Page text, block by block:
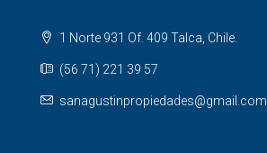
1 Norte 931 Of. 409 Talca, Chile.
(56 71) 221 39 57
sanagustinpropiedades@gmail.com